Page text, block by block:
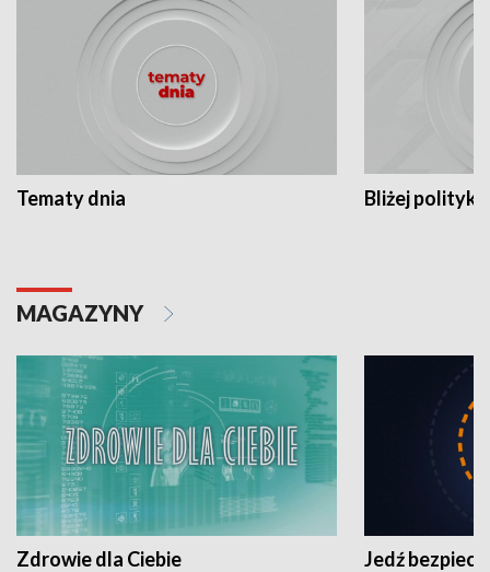
Tematy dnia Bliżej polityki
MAGAZYNY
Zdrowie dla Ciebie Jedź